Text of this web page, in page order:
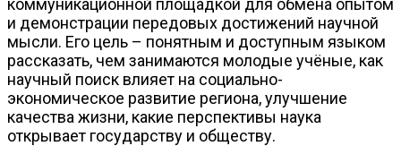
и демонстрации передовых достижений научной
мысли. Его цель – понятным и доступным языком
рассказать, чем занимаются молодые учёные, как
научный поиск влияет на социально-
экономическое развитие региона, улучшение
качества жизни, какие перспективы наука
открывает государству и обществу.